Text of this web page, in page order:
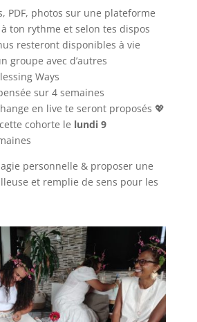
PDF, photos sur une plateforme
ton rythme et selon tes dispos
resteront disponibles à vie
groupe avec d’autres
Ways
sur 4 semaines
en live te seront proposés 💖
cohorte le lundi 9
personnelle & proposer une
et remplie de sens pour les